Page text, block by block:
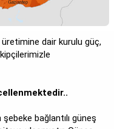
dair kurulu güç,
bağlantılı güneş